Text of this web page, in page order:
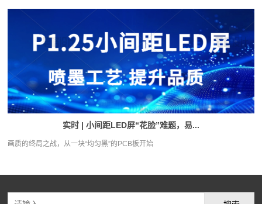
实时 | 小间距LED屏“花脸”难题，易...
画质的终局之战，从一块“均匀黑”的PCB板开始